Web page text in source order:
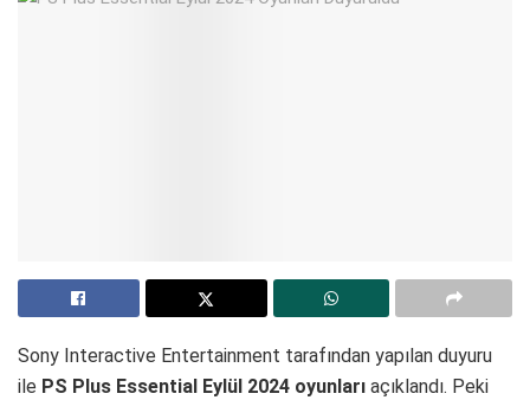
Sony Interactive Entertainment tarafından yapılan duyuru
ile PS Plus Essential Eylül 2024 oyunları açıklandı. Peki